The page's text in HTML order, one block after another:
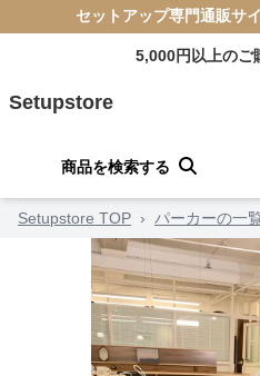
セットアップ専門通販サ
5,000円以上のご
Setupstore
商品を検索する
Setupstore TOP › パーカーの一